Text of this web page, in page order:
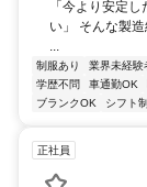
「今より安定
い」 そんな製
...
制服あり 業界未経験
学歴不問
車通勤OK
ブランクOK
シフト制
正社員